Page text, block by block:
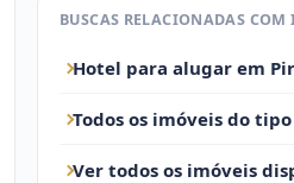
BUSCAS RELACIONADAS
Hotel para alugar em
Todos os imóveis do
Ver todos os imóveis